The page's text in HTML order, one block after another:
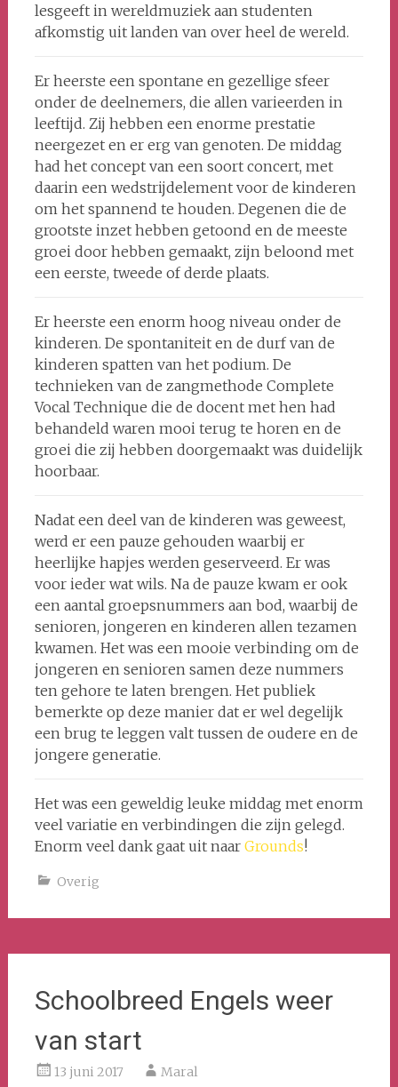
lesgeeft in wereldmuziek aan studenten
afkomstig uit landen van over heel de wereld.
Er heerste een spontane en gezellige sfeer
onder de deelnemers, die allen varieerden in
leeftijd. Zij hebben een enorme prestatie
neergezet en er erg van genoten. De middag
had het concept van een soort concert, met
daarin een wedstrijdelement voor de kinderen
om het spannend te houden. Degenen die de
grootste inzet hebben getoond en de meeste
groei door hebben gemaakt, zijn beloond met
een eerste, tweede of derde plaats.
Er heerste een enorm hoog niveau onder de
kinderen. De spontaniteit en de durf van de
kinderen spatten van het podium. De
technieken van de zangmethode Complete
Vocal Technique die de docent met hen had
behandeld waren mooi terug te horen en de
groei die zij hebben doorgemaakt was duidelijk
hoorbaar.
Nadat een deel van de kinderen was geweest,
werd er een pauze gehouden waarbij er
heerlijke hapjes werden geserveerd. Er was
voor ieder wat wils. Na de pauze kwam er ook
een aantal groepsnummers aan bod, waarbij de
senioren, jongeren en kinderen allen tezamen
kwamen. Het was een mooie verbinding om de
jongeren en senioren samen deze nummers
ten gehore te laten brengen. Het publiek
bemerkte op deze manier dat er wel degelijk
een brug te leggen valt tussen de oudere en de
jongere generatie.
Het was een geweldig leuke middag met enorm
veel variatie en verbindingen die zijn gelegd.
Enorm veel dank gaat uit naar Grounds!
Overig
Schoolbreed Engels weer
van start
13 juni 2017 Maral